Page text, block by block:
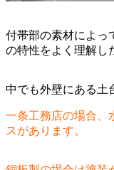
付帯部の素材によっ
の特性をよく理解し
中でも外壁にある土
一条工務店の場合、
スがあります。